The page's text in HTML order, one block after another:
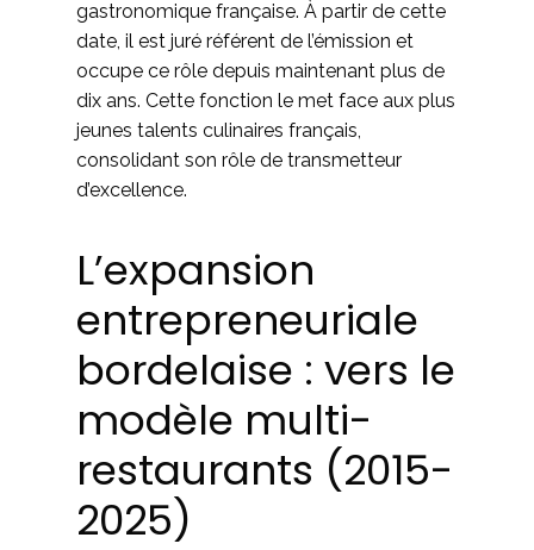
gastronomique française. À partir de cette
date, il est juré référent de l’émission et
occupe ce rôle depuis maintenant plus de
dix ans. Cette fonction le met face aux plus
jeunes talents culinaires français,
consolidant son rôle de transmetteur
d’excellence.
L’expansion
entrepreneuriale
bordelaise : vers le
modèle multi-
restaurants (2015-
2025)